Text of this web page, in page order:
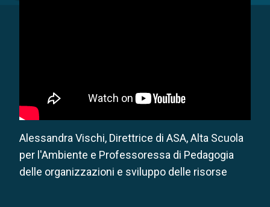
Alessandra Vischi, Direttrice di ASA, Alta Scuola
per l'Ambiente e Professoressa di Pedagogia
delle organizzazioni e sviluppo delle risorse